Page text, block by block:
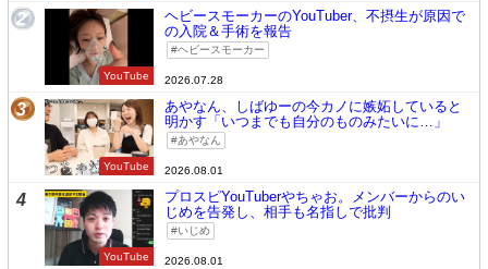
2
YouTube
ヘビースモーカーのYouTuber、不摂生が原因で
の入院＆手術を報告
ヘビースモーカー
2026.07.28
3
YouTube
あやなん、しばゆーの今カノに嫉妬していると
明かす「いつまでも自分のものみたいに…」
あやなん
2026.08.01
4
YouTube
プロスピYouTuberやちゃお。メンバーからのい
じめを告発し、相手も名指しで批判
いじめ
2026.08.01